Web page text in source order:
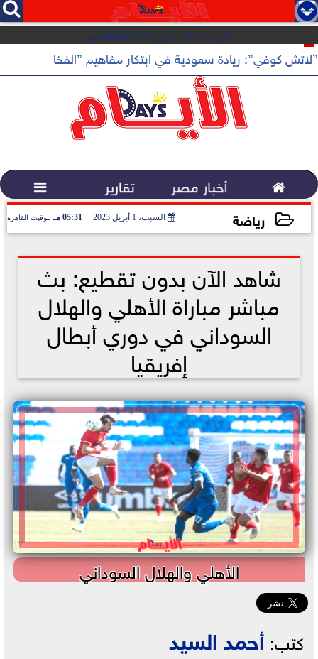
   
الجمعة 7 أغسطس 2026 09:08 صـ
”لاتش كوفي”: ريادة سعودية في ابتكار مفاهيم ”الفخامة
 أخبار مصر تقارير 
رياضة السبت، 1 أبريل 2023 05:31 مـ بتوقيت القاهرة
شاهد الآن بدون تقطيع: بث
مباشر مباراة الأهلي والهلال
السوداني في دوري أبطال
إفريقيا
الأهلي والهلال السوداني
كتب: أحمد السيد